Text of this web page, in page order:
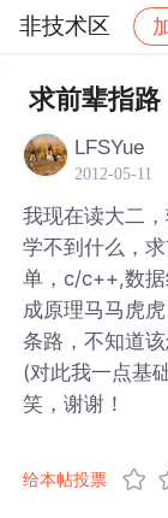
非技术区
社区 非技术
求前辈指路
LFSYue
2012-05-11
我现在读大二
学不到什么，
单，c/c++,数
成原理马马虎
条路，不知道
(对此我一点基
笑，谢谢！
给本帖投票